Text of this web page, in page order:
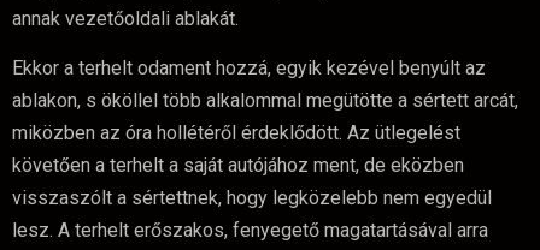
annak vezetőoldali ablakát.
Ekkor a terhelt odament hozzá, egyik kezével benyúlt az
ablakon, s ököllel több alkalommal megütötte a sértett arcát,
miközben az óra hollétéről érdeklődött. Az ütlegelést
követően a terhelt a saját autójához ment, de eközben
visszaszólt a sértettnek, hogy legközelebb nem egyedül
lesz. A terhelt erőszakos, fenyegető magatartásával arra